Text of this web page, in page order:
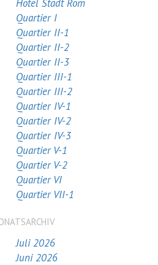
Hotel Stadt Rom
Quartier I
Quartier II-1
Quartier II-2
Quartier II-3
Quartier III-1
Quartier III-2
Quartier IV-1
Quartier IV-2
Quartier IV-3
Quartier V-1
Quartier V-2
Quartier VI
Quartier VII-1
Juli 2026
Juni 2026